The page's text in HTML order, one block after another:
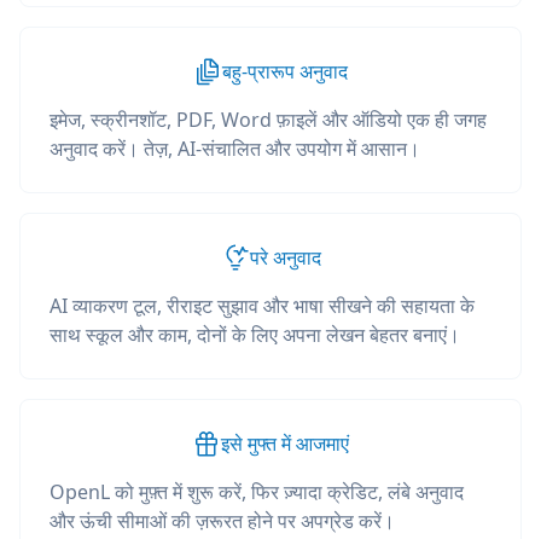
बहु-प्रारूप अनुवाद
इमेज, स्क्रीनशॉट, PDF, Word फ़ाइलें और ऑडियो एक ही जगह
अनुवाद करें। तेज़, AI-संचालित और उपयोग में आसान।
परे अनुवाद
AI व्याकरण टूल, रीराइट सुझाव और भाषा सीखने की सहायता के
साथ स्कूल और काम, दोनों के लिए अपना लेखन बेहतर बनाएं।
इसे मुफ्त में आजमाएं
OpenL को मुफ़्त में शुरू करें, फिर ज़्यादा क्रेडिट, लंबे अनुवाद
और ऊंची सीमाओं की ज़रूरत होने पर अपग्रेड करें।